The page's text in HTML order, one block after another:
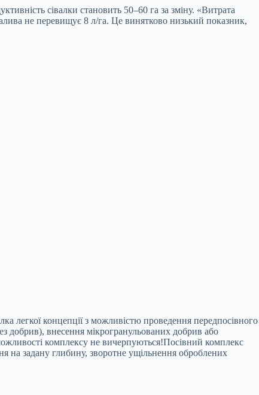
сівалки становить 50–60 га за зміну. «Витрата
не перевищує 8 л/га. Це винятково низький показник,
легкої концепції з можливістю проведення передпосівного
добрив), внесення мікрогранульованих добрив або
комплексу не вичерпуються!Посівний комплекс
на задану глибину, зворотне ущільнення оброблених